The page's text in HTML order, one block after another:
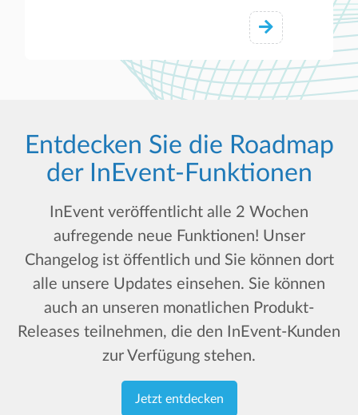
Entdecken Sie die Roadmap
der InEvent-Funktionen
InEvent veröffentlicht alle 2 Wochen
aufregende neue Funktionen! Unser
Changelog ist öffentlich und Sie können dort
alle unsere Updates einsehen. Sie können
auch an unseren monatlichen Produkt-
Releases teilnehmen, die den InEvent-Kunden
zur Verfügung stehen.
Jetzt entdecken